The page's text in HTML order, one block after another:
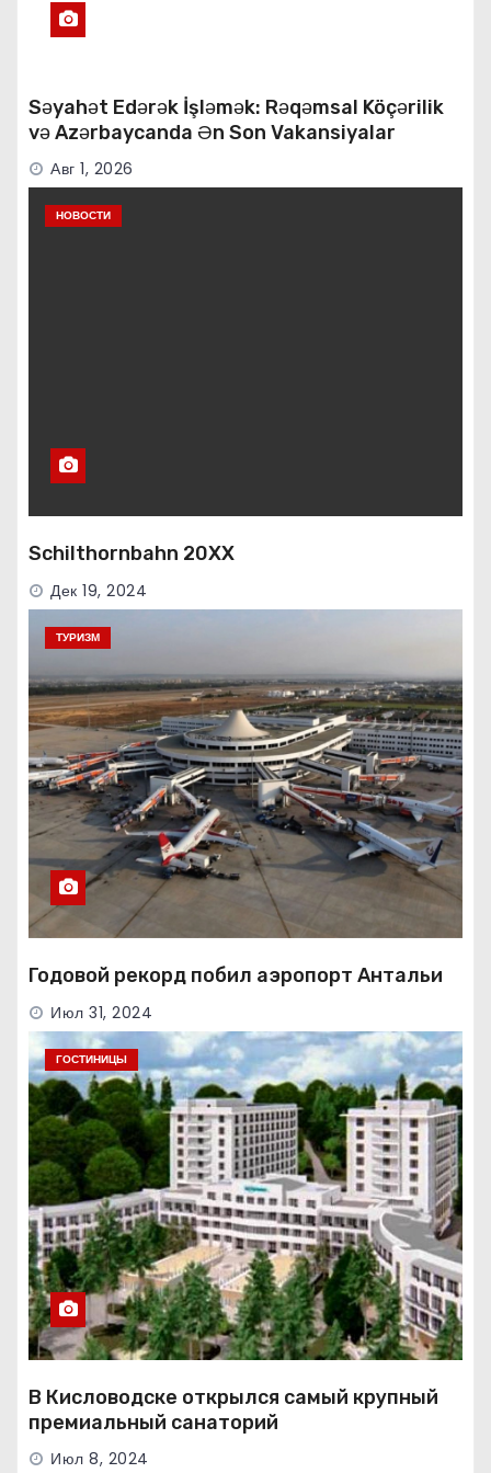
Səyahət Edərək İşləmək: Rəqəmsal Köçərilik
və Azərbaycanda Ən Son Vakansiyalar
Авг 1, 2026
НОВОСТИ
Schilthornbahn 20XX
Дек 19, 2024
ТУРИЗМ
Годовой рекорд побил аэропорт Антальи
Июл 31, 2024
ГОСТИНИЦЫ
В Кисловодске открылся самый крупный
премиальный санаторий
Июл 8, 2024